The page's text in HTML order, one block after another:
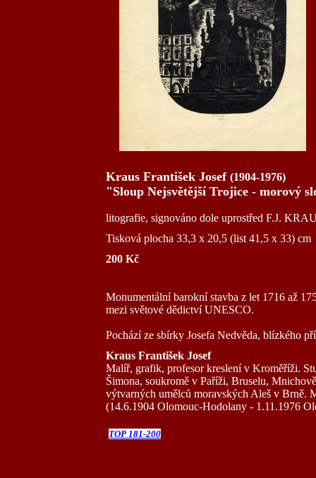
Kraus František Josef (1904-1976)
"Sloup Nejsvětější Trojice - morový
litografie, signováno dole uprostřed F.J.
Tisková plocha 33,3 x 20,5 (list 41,5 x 33) cm
200 Kč
Monumentální barokní stavba z let 1716 až
mezi světové dědictví UNESCO.
Pochází ze sbírky Josefa Nedvěda, blízkého
Kraus František Josef
Malíř, grafik, profesor kreslení v Kroměříži.
Šimona, soukromě v Paříži, Bruselu,
výtvarných umělců moravských Aleš v Brně.
(14.6.1904 Olomouc-Hodolany - 1.11.1976
TOP 181-200